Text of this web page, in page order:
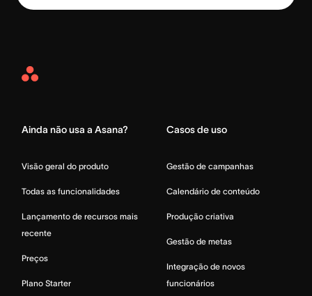
Asana
Ainda não usa a Asana?
Visão geral do produto
Todas as funcionalidades
Lançamento de recursos mais
recente
Preços
Plano Starter
Casos de uso
Gestão de campanhas
Calendário de conteúdo
Produção criativa
Gestão de metas
Integração de novos
funcionários